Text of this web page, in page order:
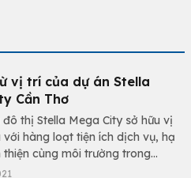
vị trí của dự án Stella
Cần Thơ
đô thị Stella Mega City sở hữu vị
hàng loạt tiện ích dịch vụ, hạ
cùng môi trường trong
án có thể liên kết đến các khu